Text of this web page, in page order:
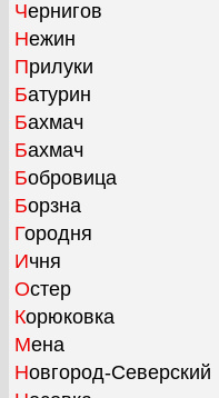
Чернигов
Нежин
Прилуки
Батурин
Бахмач
Бахмач
Бобровица
Борзна
Городня
Ичня
Остер
Корюковка
Мена
Новгород-Северский